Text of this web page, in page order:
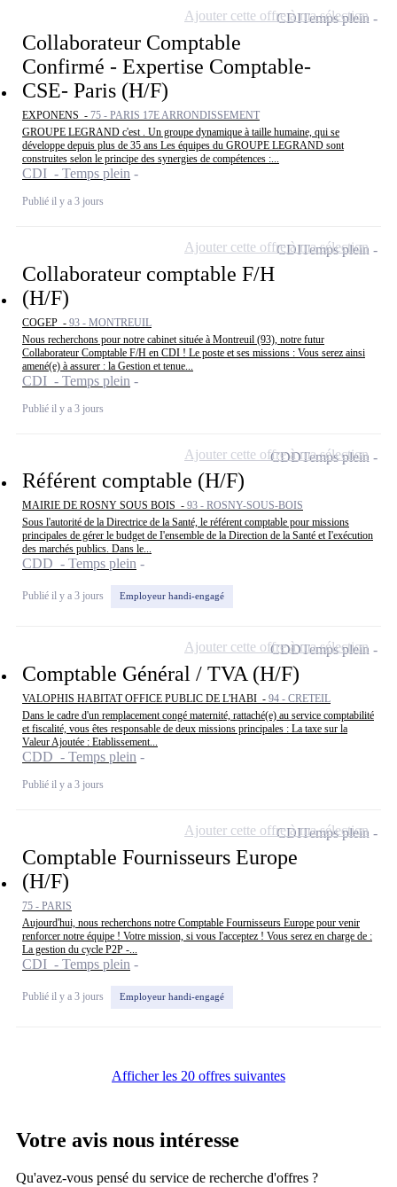
Collaborateur Comptable
Confirmé - Expertise Comptable-
CSE- Paris (H/F)
EXPONENS - 75 - PARIS 17E ARRONDISSEMENT
GROUPE LEGRAND c'est . Un groupe dynamique à taille humaine, qui se
développe depuis plus de 35 ans Les équipes du GROUPE LEGRAND sont
construites selon le principe des synergies de compétences :...
CDI - Temps plein
Publié il y a 3 jours
CDITemps plein
Ajouter cette offre à ma sélection
Collaborateur comptable F/H
(H/F)
COGEP - 93 - MONTREUIL
Nous recherchons pour notre cabinet située à Montreuil (93), notre futur
Collaborateur Comptable F/H en CDI ! Le poste et ses missions : Vous serez ainsi
amené(e) à assurer : la Gestion et tenue...
CDI - Temps plein
Publié il y a 3 jours
CDITemps plein
Ajouter cette offre à ma sélection
Référent comptable (H/F)
MAIRIE DE ROSNY SOUS BOIS - 93 - ROSNY-SOUS-BOIS
Sous l'autorité de la Directrice de la Santé, le référent comptable pour missions
principales de gérer le budget de I'ensemble de la Direction de la Santé et I'exécution
des marchés publics. Dans le...
CDD - Temps plein
Publié il y a 3 jours Employeur handi-engagé
CDDTemps plein
Ajouter cette offre à ma sélection
Comptable Général / TVA (H/F)
VALOPHIS HABITAT OFFICE PUBLIC DE L'HABI - 94 - CRETEIL
Dans le cadre d'un remplacement congé maternité, rattaché(e) au service comptabilité
et fiscalité, vous êtes responsable de deux missions principales : La taxe sur la
Valeur Ajoutée : Etablissement...
CDD - Temps plein
Publié il y a 3 jours
CDDTemps plein
Ajouter cette offre à ma sélection
Comptable Fournisseurs Europe
(H/F)
75 - PARIS
Aujourd'hui, nous recherchons notre Comptable Fournisseurs Europe pour venir
renforcer notre équipe ! Votre mission, si vous l'acceptez ! Vous serez en charge de :
La gestion du cycle P2P -...
CDI - Temps plein
Publié il y a 3 jours Employeur handi-engagé
CDITemps plein
Ajouter cette offre à ma sélection
Afficher les 20 offres suivantes
Votre avis nous intéresse
Qu'avez-vous pensé du service de recherche d'offres ?